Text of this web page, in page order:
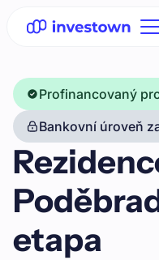
Profinancovaný
Bankovní úroveň
etapa